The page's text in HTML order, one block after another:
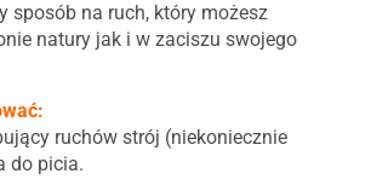
sposób na ruch, który możesz
natury jak i w zaciszu swojego
ruchów strój (niekoniecznie
do picia.